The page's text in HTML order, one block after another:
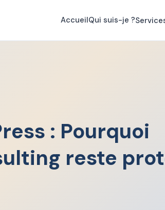
AccueilQui suis-je ?
: Pourquoi
reste